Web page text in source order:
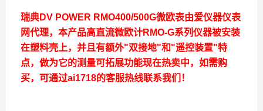
瑞典DV POWER RMO400/500G微欧表由爱仪器仪表
网代理，本产品高直流微欧计RMO-G系列仪器被安装
在塑料壳上，并且有额外"双接地"和"遥控装置"特
点，做为它的测量可拓展功能现在热卖中，如需购
买，可通过ai1718的客服热线联系我们！